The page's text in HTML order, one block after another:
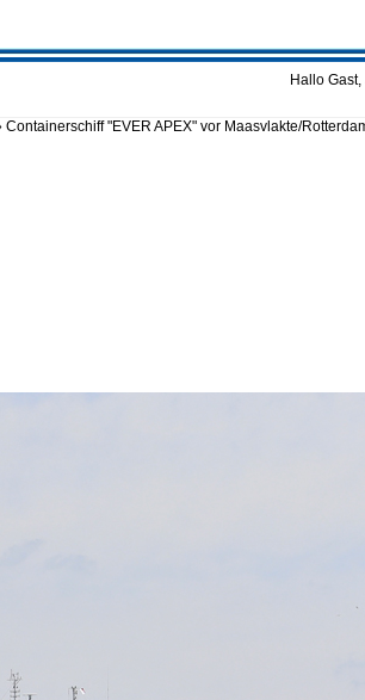
Hallo
Containerschiff "EVER APEX" vor Maasvlakte/